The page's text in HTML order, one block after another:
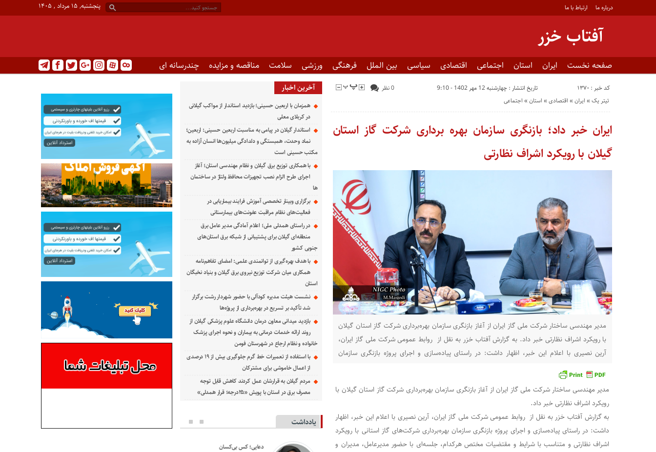
درباره ما ارتباط با ما پنجشنبه, ۱۵ مرداد , ۱۴۰۵
آفتاب خزر
صفحه نخست ایران استان اجتماعی اقتصادی سیاسی بین الملل فرهنگی ورزشی سلامت مناقصه و مزایده چندرسانه ای
کد خبر : 1370 تاریخ انتشار : چهارشنبه 12 مهر 1402 - 9:10
0 نظر
اجتماعی « استان « اقتصادی « ایران « تیتر یک
ایران خبر داد؛ بازنگری سازمان بهره برداری شرکت گاز استان
گیلان با رویکرد اشراف نظارتی
مدیر مهندسی ساختار شرکت ملی گاز ایران از آغاز بازنگری سازمان بهره‌برداری شرکت گاز استان گیلان
با رویکرد اشراف نظارتی خبر داد. به گزارش آفتاب خزر به نقل از روابط عمومی شرکت ملی گاز ایران،
آرین نصیری با اعلام این خبر، اظهار داشت: در راستای پیاده‌سازی و اجرای پروژه بازنگری سازمان
مدیر مهندسی ساختار شرکت ملی گاز ایران از آغاز بازنگری سازمان بهره‌برداری شرکت گاز استان گیلان با
رویکرد اشراف نظارتی خبر داد.
به گزارش آفتاب خزر به نقل از روابط عمومی شرکت ملی گاز ایران، آرین نصیری با اعلام این خبر، اظهار
داشت: در راستای پیاده‌سازی و اجرای پروژه بازنگری سازمان بهره‌‌برداری شرکت‌‌های گاز استانی با رویکرد
اشراف نظارتی و متناسب با شرایط و مقتضیات مختص هرکدام، جلسه‌ای با حضور مدیرعامل، مدیران و
آخرین اخبار
همزمان با اربعین حسینی؛ بازدید استاندار از مواکب گیلانی
در کربلای معلی
استاندار گیلان در پیامی به مناسبت اربعین حسینی: اربعین؛
نماد وحدت، همبستگی و دلدادگی میلیون‌ها انسان آزاده به
مکتب حسینی است
با همکاری توزیع برق گیلان و نظام مهندسی استان؛ آغاز
اجرای طرح الزام نصب تجهیزات محافظ ولتاژ در ساختمان
ها
برگزاری وبینار تخصصی آموزش فرایند بیماریابی در
فعالیت‌های نظام مراقبت عفونت‌های بیمارستانی
در راستای همدلی ملی؛ اعلام آمادگی مدیر عامل برق
منطقه‌ای گیلان برای پشتیبانی از شبكه برق استان‌های
جنوبی كشور
با هدف بهره‌گیری از توانمندی علمی: امضای تفاهم‌نامه
همكاری میان شركت توزیع نیروی برق گیلان و بنیاد نخبگان
استان
نشست هیئت مدیره کودآلی با حضور شهردار رشت برگزار
شد تأکید بر تسریع در بهره‌برداری از پروژه‌ها
بازدید میدانی معاون درمان دانشگاه علوم پزشکی گیلان از
روند ارائه خدمات درمانی به بیماران و نحوه اجرای پزشک
خانواده و نظام ارجاع در شهرستان فومن
با استفاده از تعمیرات خط گرم جلوگیری بیش از ۱۹ درصدی
از اعمال خاموشی برای مشتركان
مردم گیلان به قرارشان عمل کردند كاهش قابل توجه
مصرف برق در استان با پویش «۲۵درجه؛ قرار همدلی»
یادداشت
دعایی؛ کس بی‌کسان
انگار آش دهن سوزی هم نیست!
دعایی؛ کس بی‌کسان